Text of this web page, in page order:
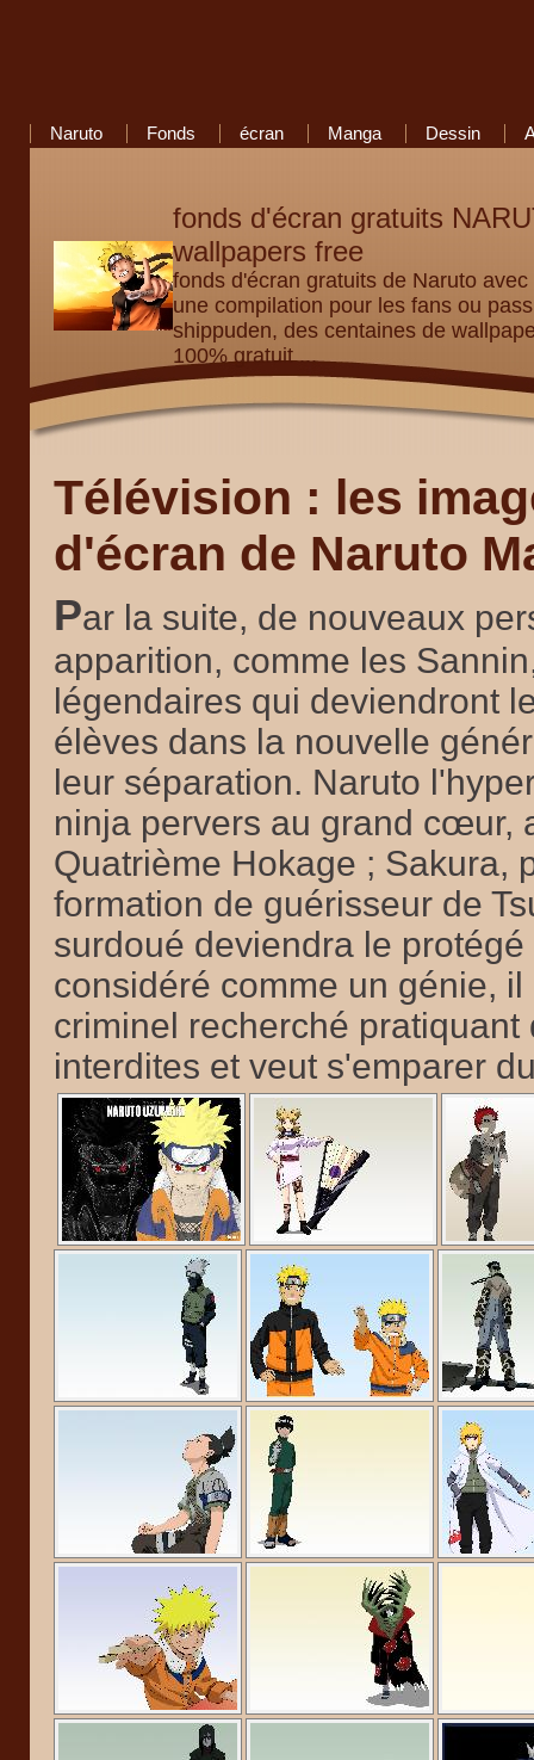
Naruto Fonds écran Manga Dessin
fonds d'écran gratuits
wallpapers free
fonds d'écran gratuits de Naruto
une compilation pour les fans ou
shippuden, des centaines de
100% gratuit ...
Télévision : les
d'écran de Naruto
Par la suite, de nouveaux
apparition, comme les
légendaires qui deviendront
élèves dans la nouvelle
leur séparation. Naruto
ninja pervers au grand cœur,
Quatrième Hokage ; Sakura,
formation de guérisseur de
surdoué deviendra le
considéré comme un génie,
criminel recherché pratiquant
interdites et veut s'emparer